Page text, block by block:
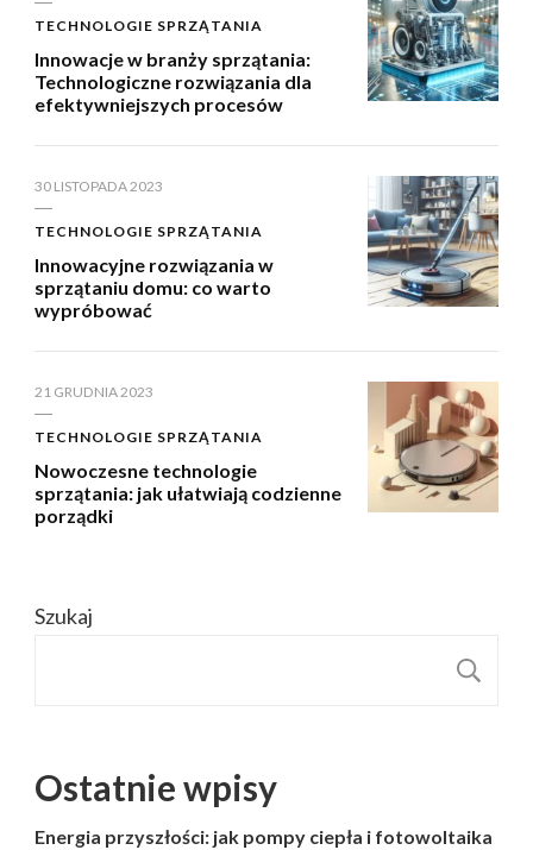
TECHNOLOGIE SPRZĄTANIA
Innowacje w branży sprzątania:
Technologiczne rozwiązania dla
efektywniejszych procesów
30 LISTOPADA 2023
TECHNOLOGIE SPRZĄTANIA
Innowacyjne rozwiązania w
sprzątaniu domu: co warto
wypróbować
21 GRUDNIA 2023
TECHNOLOGIE SPRZĄTANIA
Nowoczesne technologie
sprzątania: jak ułatwiają codzienne
porządki
Szukaj
Ostatnie wpisy
Energia przyszłości: jak pompy ciepła i fotowoltaika